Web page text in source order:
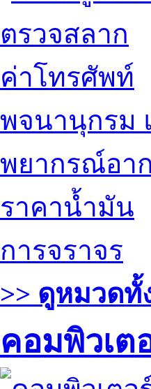
ตรวจสลาก
ค่าโทรศัพท์
พจนานุกรม
พยากรณ์อา
ราคาน้ำมัน
การจราจร
>> ดูหมวดทั้
คอมพิวเต